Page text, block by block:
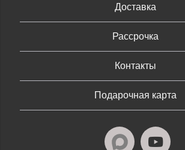
Доставка
Рассрочка
Контакты
Подарочная карта